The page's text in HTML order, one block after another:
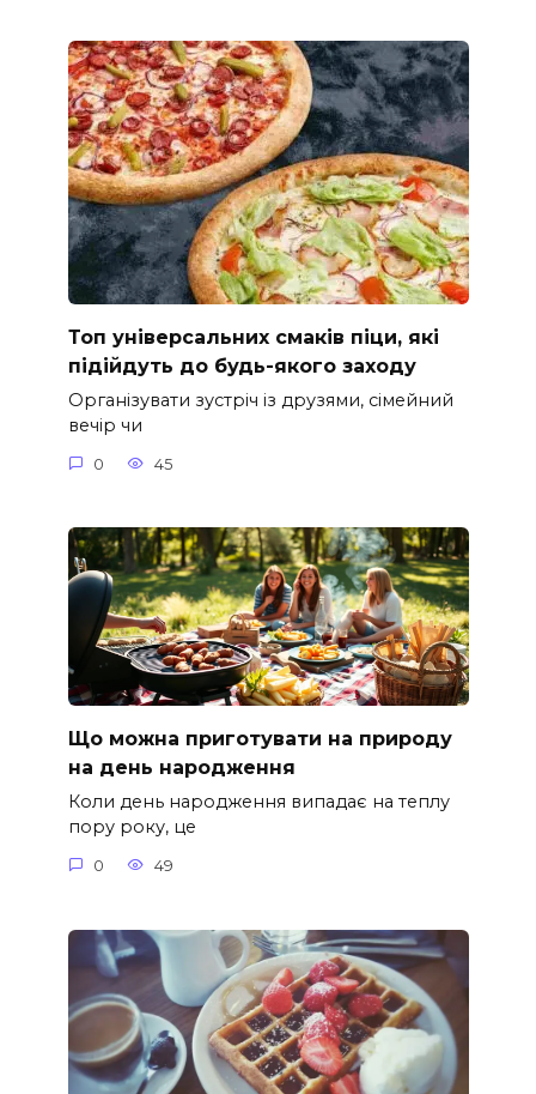
Топ універсальних смаків піци, які
підійдуть до будь-якого заходу
Організувати зустріч із друзями, сімейний
вечір чи
0 45
Що можна приготувати на природу
на день народження
Коли день народження випадає на теплу
пору року, це
0 49